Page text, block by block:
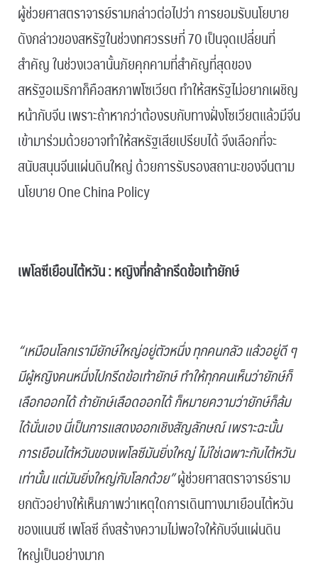
ผู้ช่วยศาสตราจารย์รามกล่าวต่อไปว่า การยอมรับนโยบาย
ดังกล่าวของสหรัฐในช่วงทศวรรษที่ 70 เป็นจุดเปลี่ยนที่
สำคัญ ในช่วงเวลานั้นภัยคุกคามที่สำคัญที่สุดของ
สหรัฐอเมริกาก็คือสหภาพโซเวียต ทำให้สหรัฐไม่อยากเผชิญ
หน้ากับจีน เพราะถ้าหากว่าต้องรบกับทางฝั่งโซเวียตแล้วมีจีน
เข้ามาร่วมด้วยอาจทำให้สหรัฐเสียเปรียบได้ จึงเลือกที่จะ
สนับสนุนจีนแผ่นดินใหญ่ ด้วยการรับรองสถานะของจีนตาม
นโยบาย One China Policy
เพโลซีเยือนไต้หวัน : หญิงที่กล้ากรีดข้อเท้ายักษ์
“เหมือนโลกเรามียักษ์ใหญ่อยู่ตัวหนึ่ง ทุกคนกลัว แล้วอยู่ดี ๆ
มีผู้หญิงคนหนึ่งไปกรีดข้อเท้ายักษ์ ทำให้ทุกคนเห็นว่ายักษ์ก็
เลือกออกได้ ถ้ายักษ์เลือดออกได้ ก็หมายความว่ายักษ์ก็ล้ม
ได้นั่นเอง นี่เป็นการแสดงออกเชิงสัญลักษณ์ เพราะฉะนั้น
การเยือนไต้หวันของเพโลซีมันยิ่งใหญ่ ไม่ใช่เฉพาะกับไต้หวัน
เท่านั้น แต่มันยิ่งใหญ่กับโลกด้วย”ผู้ช่วยศาสตราจารย์ราม
ยกตัวอย่างให้เห็นภาพว่าเหตุใดการเดินทางมาเยือนไต้หวัน
ของแนนซี เพโลซี ถึงสร้างความไม่พอใจให้กับจีนแผ่นดิน
ใหญ่เป็นอย่างมาก